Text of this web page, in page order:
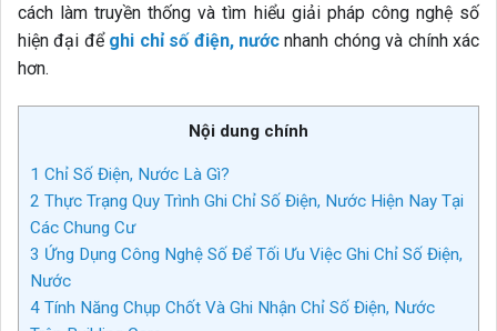
cách làm truyền thống và tìm hiểu giải pháp công nghệ số
hiện đại để ghi chỉ số điện, nướcnhanh chóng và chính xác
hơn.
Nội dung chính
1 Chỉ Số Điện, Nước Là Gì?
2 Thực Trạng Quy Trình Ghi Chỉ Số Điện, Nước Hiện Nay Tại
Các Chung Cư
3 Ứng Dụng Công Nghệ Số Để Tối Ưu Việc Ghi Chỉ Số Điện,
Nước
4 Tính Năng Chụp Chốt Và Ghi Nhận Chỉ Số Điện, Nước